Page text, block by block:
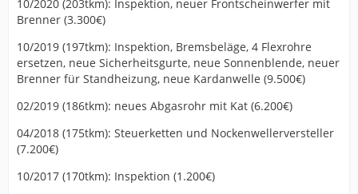
10/2020 (203tkm): Inspektion, neuer Frontscheinwerfer mit
Brenner (3.300€)
10/2019 (197tkm): Inspektion, Bremsbeläge, 4 Flexrohre
ersetzen, neue Sicherheitsgurte, neue Sonnenblende, neuer
Brenner für Standheizung, neue Kardanwelle (9.500€)
02/2019 (186tkm): neues Abgasrohr mit Kat (6.200€)
04/2018 (175tkm): Steuerketten und Nockenwellerversteller
(7.200€)
10/2017 (170tkm): Inspektion (1.200€)